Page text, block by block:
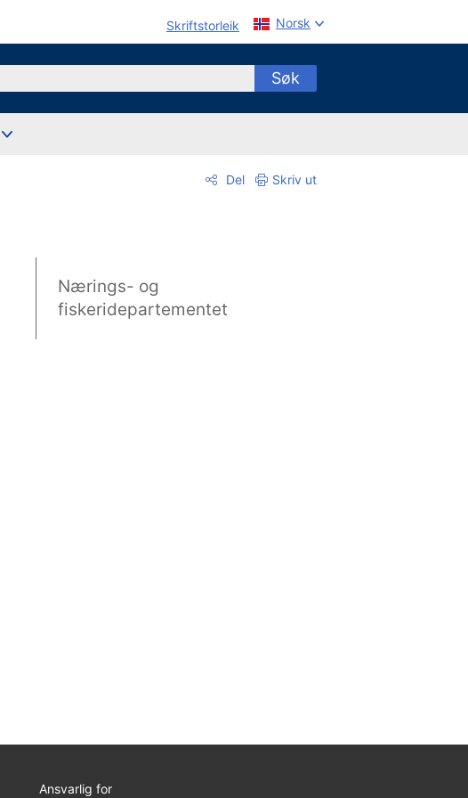
Skriftstorleik Norsk
Søk
Del Skriv ut
Nærings- og
fiskeridepartementet
Ansvarlig for